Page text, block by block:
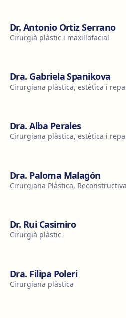
Dr. Antonio Ortiz Serrano
Cirurgià plàstic i maxil·lofacial
Dra. Gabriela Spanikova
Cirurgiana plàstica, estètica i
Dra. Alba Perales
Cirurgiana plàstica, estètica i
Dra. Paloma Malagón
Cirurgiana Plàstica,
Dr. Rui Casimiro
Cirurgià plàstic
Dra. Filipa Poleri
Cirurgiana plàstica